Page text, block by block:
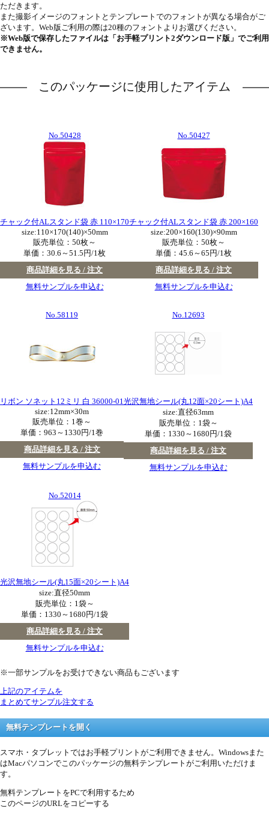
ただきます。
また撮影イメージのフォントとテンプレートでのフォントが異なる場合がご
ざいます。Web版ご利用の際は20種のフォントよりお選びください。
※Web版で保存したファイルは「お手軽プリント2ダウンロード版」でご利用
できません。
このパッケージに使用したアイテム
No.50428
チャック付ALスタンド袋 赤 110×170
size:110×170(140)×50mm
販売単位：50枚～
単価： 30.6～51.5円/1枚
商品詳細を見る / 注文
無料サンプルを申込む
No.50427
チャック付ALスタンド袋 赤 200×160
size:200×160(130)×90mm
販売単位：50枚～
単価： 45.6～65円/1枚
商品詳細を見る / 注文
無料サンプルを申込む
No.58119
リボン ソネット12ミリ 白 36000-01
size:12mm×30m
販売単位：1巻～
単価： 963～1330円/1巻
商品詳細を見る / 注文
無料サンプルを申込む
No.12693
光沢無地シール(丸12面×20シート)A4
size:直径63mm
販売単位：1袋～
単価： 1330～1680円/1袋
商品詳細を見る / 注文
無料サンプルを申込む
No.52014
光沢無地シール(丸15面×20シート)A4
size:直径50mm
販売単位：1袋～
単価： 1330～1680円/1袋
商品詳細を見る / 注文
無料サンプルを申込む
※一部サンプルをお受けできない商品もございます
上記のアイテムを
まとめてサンプル注文する
無料テンプレートを開く
スマホ・タブレットではお手軽プリントがご利用できません。Windowsまた
はMacパソコンでこのパッケージの無料テンプレートがご利用いただけま
す。
無料テンプレートをPCで利用するため
このページのURLをコピーする